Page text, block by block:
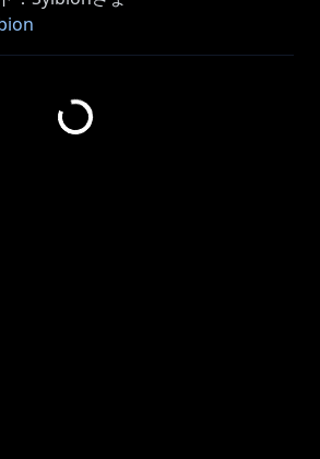
らhttps://hello.vrchat.com/